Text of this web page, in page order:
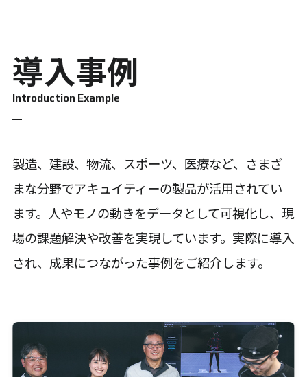
導入事例
Introduction Example
製造、建設、物流、スポーツ、医療など、さまざ
まな分野でアキュイティーの製品が活用されてい
ます。人やモノの動きをデータとして可視化し、現
場の課題解決や改善を実現しています。実際に導入
され、成果につながった事例をご紹介します。